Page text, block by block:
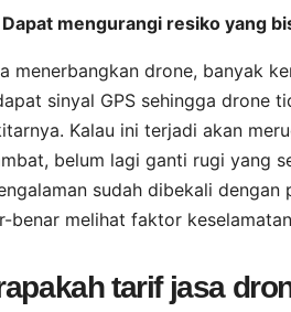
Dapat mengurangi resiko yang
menerbangkan drone, banyak
sinyal GPS sehingga drone
Kalau ini terjadi akan
belum lagi ganti rugi yang
sudah dibekali
benar melihat faktor
tarif jasa